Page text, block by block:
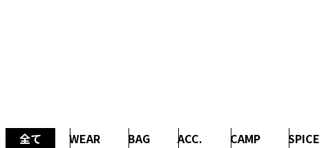
全て WEAR BAG ACC. CAMP SPICE